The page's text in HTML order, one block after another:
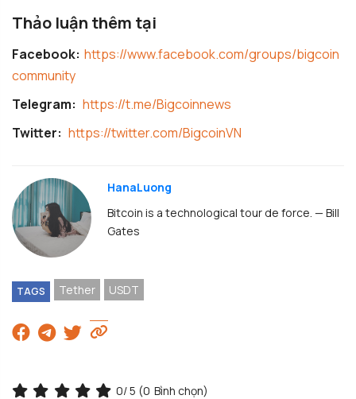
Thảo luận thêm tại
Facebook: https://www.facebook.com/groups/bigcoin
community
Telegram: https://t.me/Bigcoinnews
Twitter: https://twitter.com/BigcoinVN
HanaLuong
Bitcoin is a technological tour de force. — Bill
Gates
TAGS Tether USDT
0/ 5 (0 Bình chọn)